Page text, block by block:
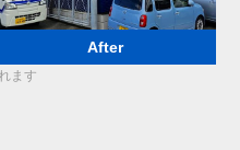
After
ます